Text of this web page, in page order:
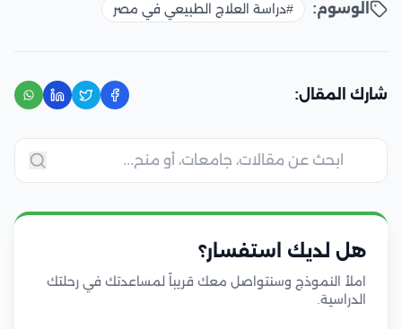
الوسوم: #دراسة العلاج الطبيعي في مصر
شارك المقال:
هل لديك استفسار؟
املأ النموذج وسنتواصل معك قريباً لمساعدتك في رحلتك
الدراسية.